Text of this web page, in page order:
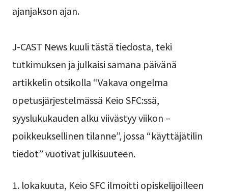
ajanjakson ajan.
J-CAST News kuuli tästä tiedosta, teki
tutkimuksen ja julkaisi samana päivänä
artikkelin otsikolla “Vakava ongelma
opetusjärjestelmässä Keio SFC:ssä,
syyslukukauden alku viivästyy viikon –
poikkeuksellinen tilanne”, jossa “käyttäjätilin
tiedot” vuotivat julkisuuteen.
1. lokakuuta, Keio SFC ilmoitti opiskelijoilleen